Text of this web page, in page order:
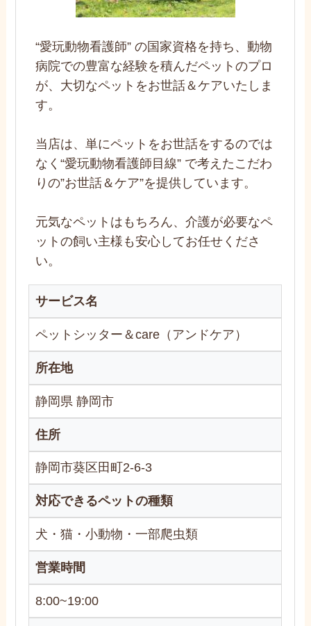
“愛玩動物看護師” の国家資格を持ち、動物
病院での豊富な経験を積んだペットのプロ
が、大切なペットをお世話＆ケアいたしま
す。
当店は、単にペットをお世話をするのでは
なく“愛玩動物看護師目線” で考えたこだわ
りの”お世話＆ケア”を提供しています。
元気なペットはもちろん、介護が必要なペ
ットの飼い主様も安心してお任せくださ
い。
サービス名
ペットシッター＆care（アンドケア）
所在地
静岡県 静岡市
住所
静岡市葵区田町2-6-3
対応できるペットの種類
犬・猫・小動物・一部爬虫類
営業時間
8:00~19:00